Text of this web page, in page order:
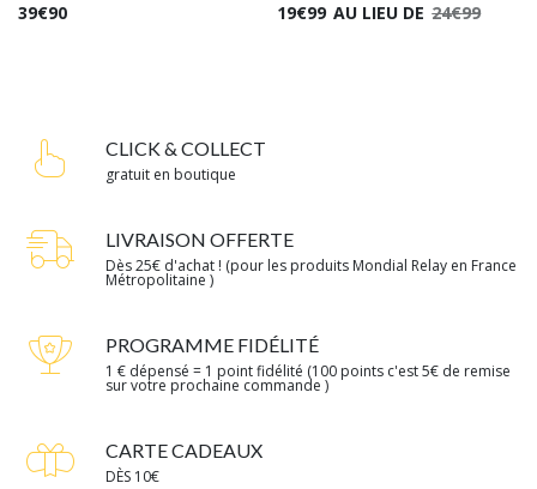
39€90 19€99 AU LIEU DE 24€99
CLICK & COLLECT
gratuit en boutique
LIVRAISON OFFERTE
Dès 25€ d'achat ! (pour les produits Mondial Relay en France
Métropolitaine )
PROGRAMME FIDÉLITÉ
1 € dépensé = 1 point fidélité (100 points c'est 5€ de remise
sur votre prochaine commande )
CARTE CADEAUX
DÈS 10€